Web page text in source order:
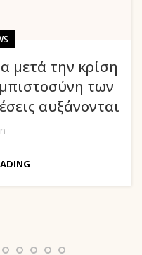
μετά την κρίση
των
αυξάνονται